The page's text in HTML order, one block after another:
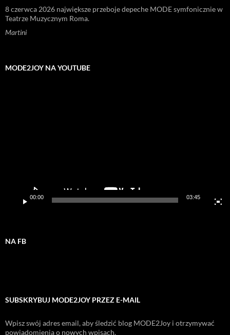
8 czerwca 2026 największe przeboje depeche MODE symfonicznie w
Teatrze Muzycznym Roma.
Martini
MODE2JOY NA YOUTUBE
00:00 03:45
NA FB
SUBSKRYBUJ MODE2JOY PRZEZ E-MAIL
Wpisz swój adres email, aby śledzić blog MODE2Joy i otrzymywać
powiadomienia o nowych wpisach.